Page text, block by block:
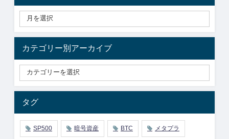
カテゴリー別アーカイブ
タグ
SP500 暗号資産 BTC メタプラ